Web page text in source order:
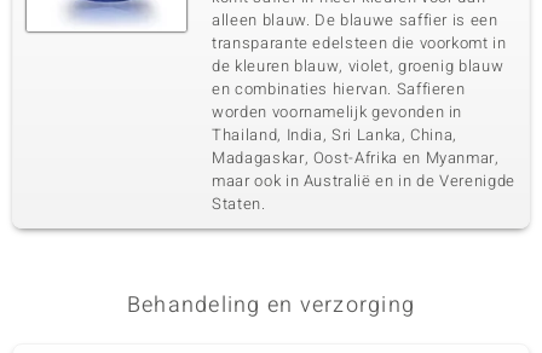
alleen blauw. De blauwe saffier is een
transparante edelsteen die voorkomt in
de kleuren blauw, violet, groenig blauw
en combinaties hiervan. Saffieren
worden voornamelijk gevonden in
Thailand, India, Sri Lanka, China,
Madagaskar, Oost-Afrika en Myanmar,
maar ook in Australië en in de Verenigde
Staten.
Behandeling en verzorging